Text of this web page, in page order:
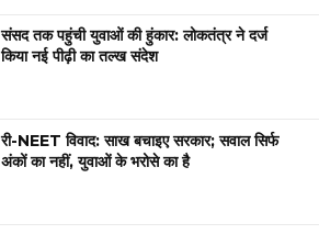
संसद तक पहुंची युवाओं की हुंकार: लोकतंत्र ने दर्ज
किया नई पीढ़ी का तल्ख संदेश
री-NEET विवाद: साख बचाइए सरकार; सवाल सिर्फ
अंकों का नहीं, युवाओं के भरोसे का है